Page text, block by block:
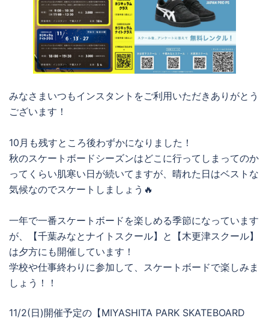
みなさまいつもインスタントをご利用いただきありがとう
ございます！
10月も残すところ後わずかになりました！
秋のスケートボードシーズンはどこに行ってしまってのか
ってくらい肌寒い日が続いてますが、晴れた日はベストな
気候なのでスケートしましょう🔥
一年で一番スケートボードを楽しめる季節になっています
が、【千葉みなとナイトスクール】と【木更津スクール】
は夕方にも開催しています！
学校や仕事終わりに参加して、スケートボードで楽しみま
しょう！！
11/2(日)開催予定の【MIYASHITA PARK SKATEBOARD